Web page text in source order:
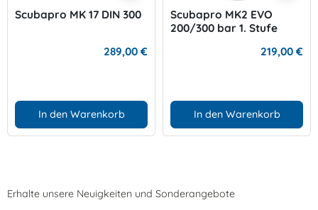
Scubapro MK 17 DIN 300
289,00 €
In den Warenkorb
Scubapro MK2 EVO
200/300 bar 1. Stufe
219,00 €
In den Warenkorb
Erhalte unsere Neuigkeiten und Sonderangebote